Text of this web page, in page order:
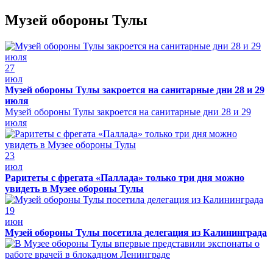
Музей обороны Тулы
27
июл
Музей обороны Тулы закроется на санитарные дни 28 и 29
июля
Музей обороны Тулы закроется на санитарные дни 28 и 29
июля
23
июл
Раритеты с фрегата «Паллада» только три дня можно
увидеть в Музее обороны Тулы
19
июн
Музей обороны Тулы посетила делегация из Калининграда